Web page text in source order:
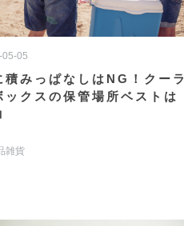
05
積みっぱなしはNG！クーラ
ックスの保管場所ベストは
雑貨